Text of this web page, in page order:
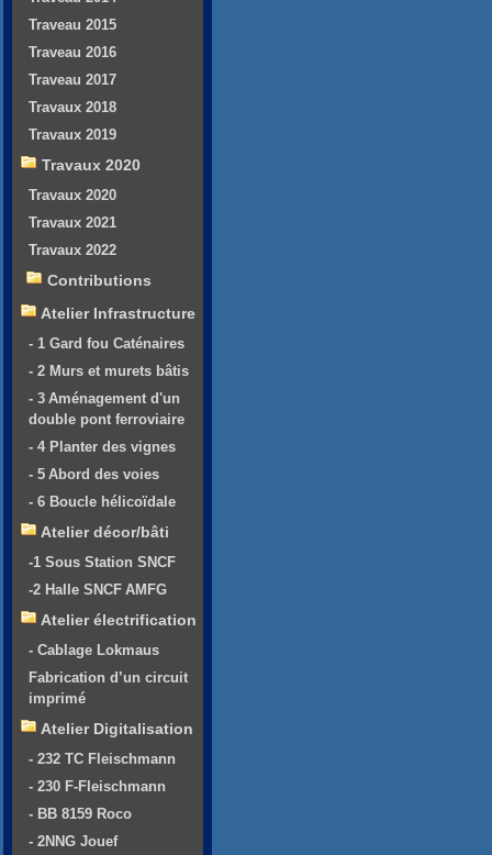
Traveau 2015
Traveau 2016
Traveau 2017
Travaux 2018
Travaux 2019
Travaux 2020
Travaux 2020
Travaux 2021
Travaux 2022
Contributions
Atelier Infrastructure
- 1 Gard fou Caténaires
- 2 Murs et murets bâtis
- 3 Aménagement d'un
double pont ferroviaire
- 4 Planter des vignes
- 5 Abord des voies
- 6 Boucle hélicoïdale
Atelier décor/bâti
-1 Sous Station SNCF
-2 Halle SNCF AMFG
Atelier électrification
- Cablage Lokmaus
Fabrication d’un circuit
imprimé
Atelier Digitalisation
- 232 TC Fleischmann
- 230 F-Fleischmann
- BB 8159 Roco
- 2NNG Jouef